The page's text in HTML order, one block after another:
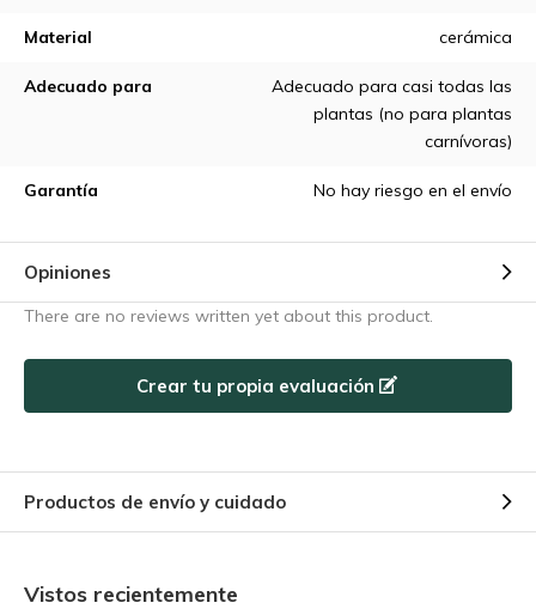
Material cerámica
Adecuado para
Adecuado para casi todas las
plantas (no para plantas
carnívoras)
Garantía No hay riesgo en el envío
Opiniones
There are no reviews written yet about this product.
Crear tu propia evaluación
Productos de envío y cuidado
Vistos recientemente